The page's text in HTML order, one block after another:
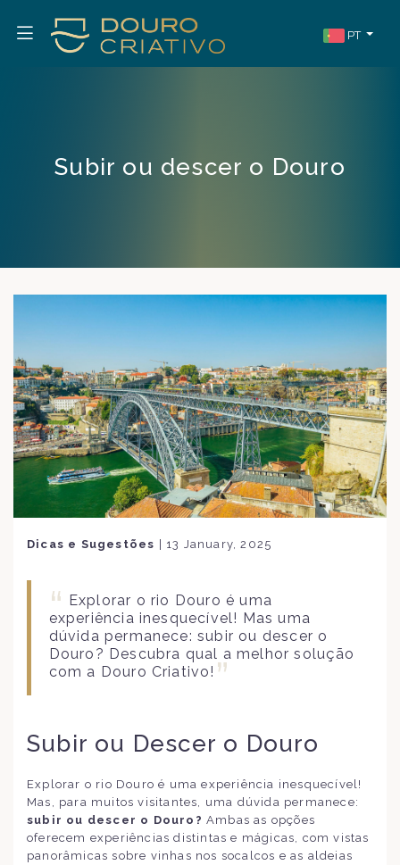
PT
Subir ou descer o Douro
Dicas e Sugestões | 13 January, 2025
Explorar o rio Douro é uma
experiência inesquecível! Mas uma
dúvida permanece: subir ou descer o
Douro? Descubra qual a melhor solução
com a Douro Criativo!
Subir ou Descer o Douro
Explorar o rio Douro é uma experiência inesquecível!
Mas, para muitos visitantes, uma dúvida permanece:
subir ou descer o Douro? Ambas as opções
oferecem experiências distintas e mágicas, com vistas
panorâmicas sobre vinhas nos socalcos e as aldeias